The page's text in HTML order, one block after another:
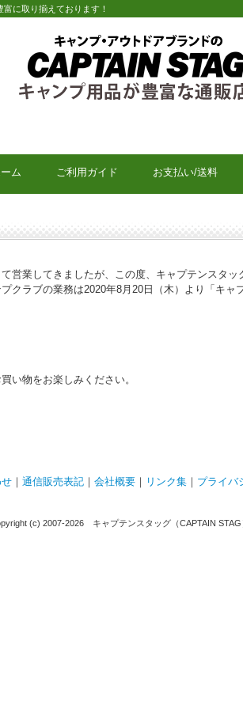
に取り揃えております！
ャプテンスタッグキャンプ用品通販店【eキャンプク
ム ご利用ガイド お支払い/送料
営業してきましたが、この度、キャプテンスタ
クラブの業務は2020年8月20日（木）より「キ
い物をお楽しみください。
｜ 通信販売表記 ｜ 会社概要 ｜ リンク集 ｜ プライバ
(c) 2007-2026 キャプテンスタッグ（CAPTAIN